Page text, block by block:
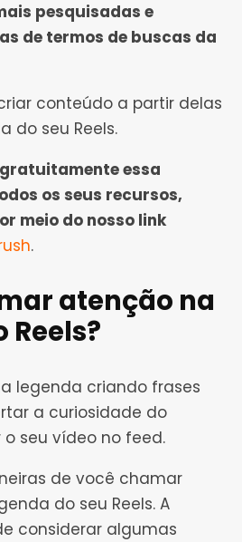
pesquisadas e
de termos de buscas da
conteúdo a partir delas
do seu Reels.
essa
os seus recursos,
meio do nosso link
.
atenção na
Reels?
legenda criando frases
a curiosidade do
seu vídeo no feed.
de você chamar
do seu Reels. A
considerar algumas